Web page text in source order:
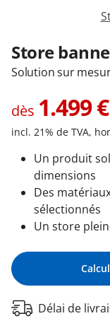
Conseils
Store
Solution sur
dès 1.499€
incl. 21% de TVA,
Un produit
dimensions
Des
sélectionnés
Un store
Délai de